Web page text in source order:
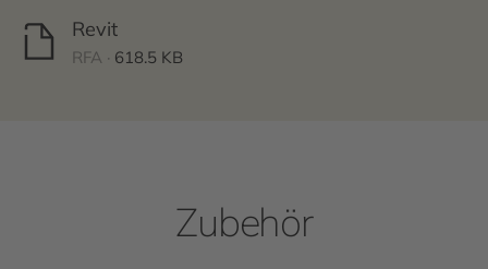
Revit
RFA · 618.5 KB
Zubehör